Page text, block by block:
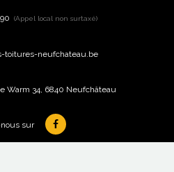
(Appel local non surtaxé)
toitures-neufchateau.be
Warm 34, 6840 Neufchâteau
sur